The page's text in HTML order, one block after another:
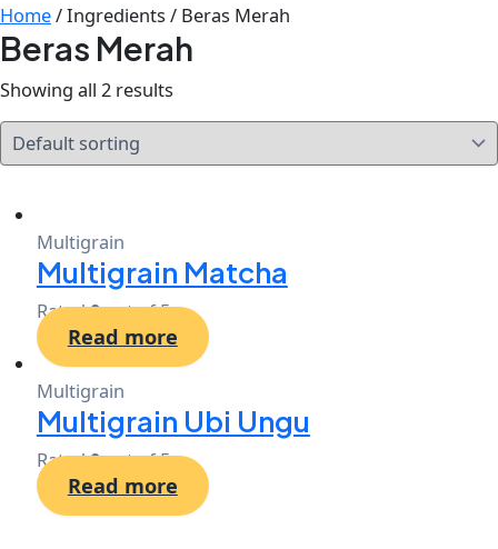
Home/ Ingredients / Beras Merah
Beras Merah
Showing all 2 results
Multigrain
Multigrain Matcha
Rated0out of 5
Read more
Multigrain
Multigrain Ubi Ungu
Rated0out of 5
Read more